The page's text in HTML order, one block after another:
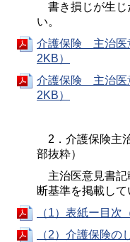
書き損じが生じ
い。
介護保険 主治医
2KB）
介護保険 主治医
2KB）
2．介護保険主
部抜粋）
主治医意見書記
断基準を掲載して
（1）表紙ー目次
（2）介護保険の